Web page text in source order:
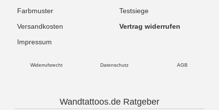
Farbmuster
Testsiege
Versandkosten
Vertrag widerrufen
Impressum
Widerrufsrecht Datenschutz AGB
Wandtattoos.de Ratgeber